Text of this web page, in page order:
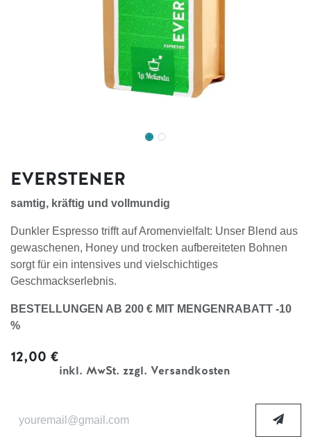
EVERSTENER
samtig, kräftig und vollmundig
Dunkler Espresso trifft auf Aromenvielfalt: Unser Blend aus
gewaschenen, Honey und trocken aufbereiteten Bohnen
sorgt für ein intensives und vielschichtiges
Geschmackserlebnis.
BESTELLUNGEN AB 200 € MIT MENGENRABATT -10
%
12,00 €
inkl. MwSt. zzgl. Versandkosten